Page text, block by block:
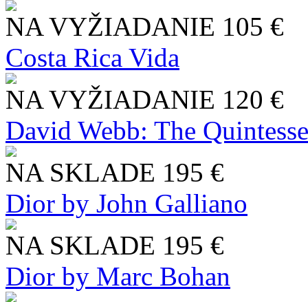
NA VYŽIADANIE 105 €
Costa Rica Vida
NA VYŽIADANIE 120 €
David Webb: The
NA SKLADE 195 €
Dior by John Galliano
NA SKLADE 195 €
Dior by Marc Bohan